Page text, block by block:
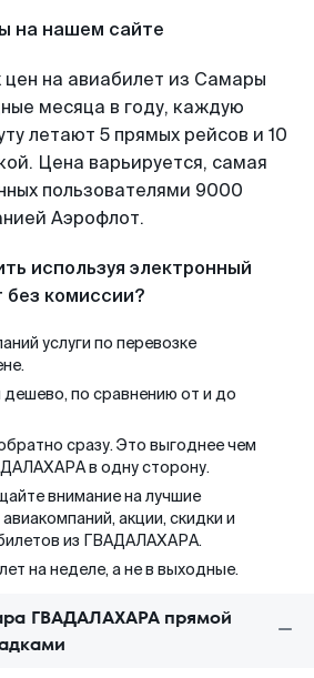
на нашем сайте
цен на авиабилет из Самары
месяца в году, каждую
летают 5 прямых рейсов и 10
Цена варьируется, самая
пользователями 9000
Аэрофлот.
используя электронный
без комиссии?
услуги по перевозке
по сравнению от и до
сразу. Это выгоднее чем
в одну сторону.
внимание на лучшие
акции, скидки и
из ГВАДАЛАХАРА.
на неделе, а не в выходные.
ГВАДАЛАХАРА прямой